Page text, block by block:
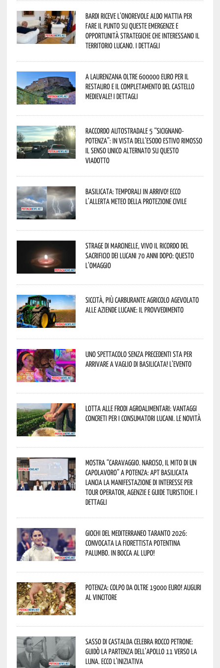
Bardi riceve l’onorevole Aldo Mattia per
fare il punto su queste emergenze e
opportunità strategiche che interessano il
territorio lucano. I dettagli
A Laurenzana oltre 600000 euro per il
restauro e il completamento del Castello
Medievale! I dettagli
Raccordo Autostradale 5 “Sicignano-
Potenza”: in vista dell’esodo estivo rimosso
il senso unico alternato su questo
viadotto
Basilicata: temporali in arrivo! Ecco
l’allerta meteo della Protezione civile
Strage di Marcinelle, vivo il ricordo del
sacrificio dei lucani 70 anni dopo: questo
l’omaggio
Siccità, più carburante agricolo agevolato
alle aziende lucane: il provvedimento
Uno spettacolo senza precedenti sta per
arrivare a Vaglio di Basilicata! L’evento
Lotta alle frodi agroalimentari: vantaggi
concreti per i consumatori lucani. Le novità
Mostra “Caravaggio. Narciso, il mito di un
capolavoro” a Potenza: APT Basilicata
lancia la manifestazione di interesse per
Tour Operator, Agenzie e Guide Turistiche. I
dettagli
Giochi del Mediterraneo Taranto 2026:
convocata la fiorettista potentina
Palumbo. In bocca al lupo!
Potenza: colpo da oltre 19000 Euro! Auguri
al vincitore
Sasso di Castalda celebra Rocco Petrone:
guidò la partenza dell’Apollo 11 verso la
Luna. Ecco l’iniziativa